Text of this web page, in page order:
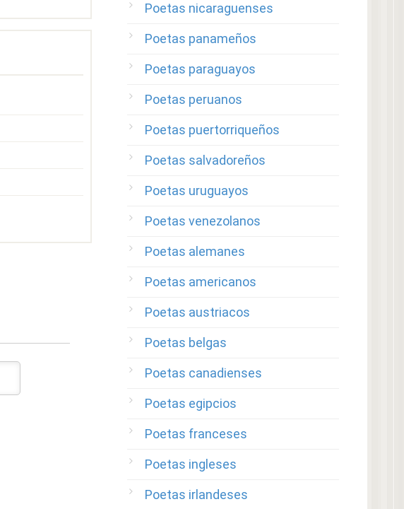
Poetas nicaraguenses
Poetas panameños
Poetas paraguayos
Poetas peruanos
Poetas puertorriqueños
Poetas salvadoreños
Poetas uruguayos
Poetas venezolanos
Poetas alemanes
Poetas americanos
Poetas austriacos
Poetas belgas
Poetas canadienses
Poetas egipcios
Poetas franceses
Poetas ingleses
Poetas irlandeses